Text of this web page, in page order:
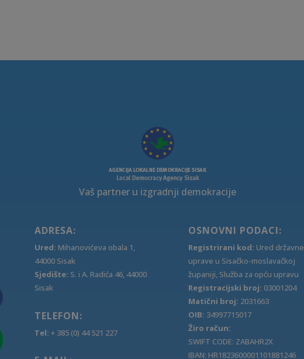
Vaš partner u izgradnji demokracije
ADRESA:
Ured: Mihanovićeva obala 1,
44000 Sisak
Sjedište: S. i A. Radića 46, 44000
Sisak
TELEFON:
Tel: + 385 (0) 44 521 227
OSNOVNI PODACI:
Registrirani kod: Ured državne
uprave u Sisačko-moslavačkoj
županiji, Služba za opću upravu
Registracijski broj: 03001204
Matični broj: 2031663
OIB: 34997715017
Žiro račun:
SWIFT CODE: ZABAHR2X
IBAN: HR1823600001101881246